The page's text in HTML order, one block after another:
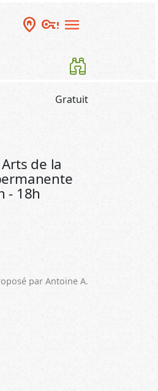
home_pin vpn_key_alert menu
Gratuit
de la
- 18h
par Antoine A.